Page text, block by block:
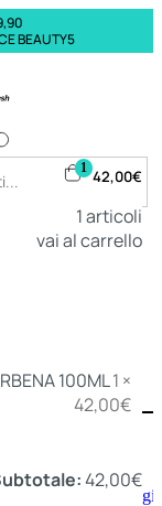
BEAUTY5
Deo
Aggiungi
1 42,00€
1articoli
vai al carrello
100ML1 ×
42,00€
42,00€